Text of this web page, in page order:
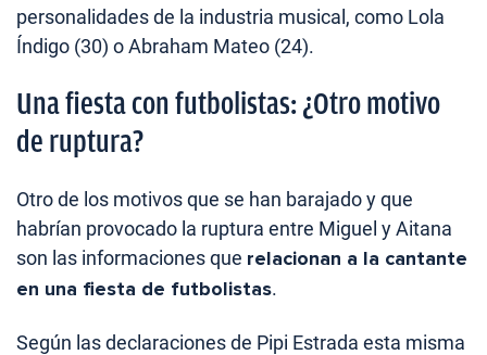
personalidades de la industria musical, como Lola
Índigo (30) o Abraham Mateo (24).
Una fiesta con futbolistas: ¿Otro motivo
de ruptura?
Otro de los motivos que se han barajado y que
habrían provocado la ruptura entre Miguel y Aitana
son las informaciones que relacionan a la cantante
en una fiesta de futbolistas.
Según las declaraciones de Pipi Estrada esta misma